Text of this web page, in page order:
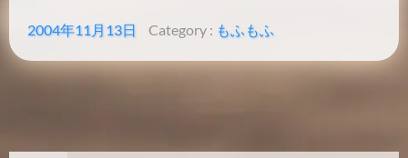
2004年11月13日 Category : もふもふ